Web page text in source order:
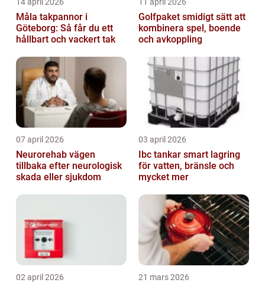
Måla takpannor i
Göteborg: Så får du ett
hållbart och vackert tak
Golfpaket smidigt sätt att
kombinera spel, boende
och avkoppling
07 april 2026
Neurorehab vägen
tillbaka efter neurologisk
skada eller sjukdom
03 april 2026
Ibc tankar smart lagring
för vatten, bränsle och
mycket mer
02 april 2026 21 mars 2026